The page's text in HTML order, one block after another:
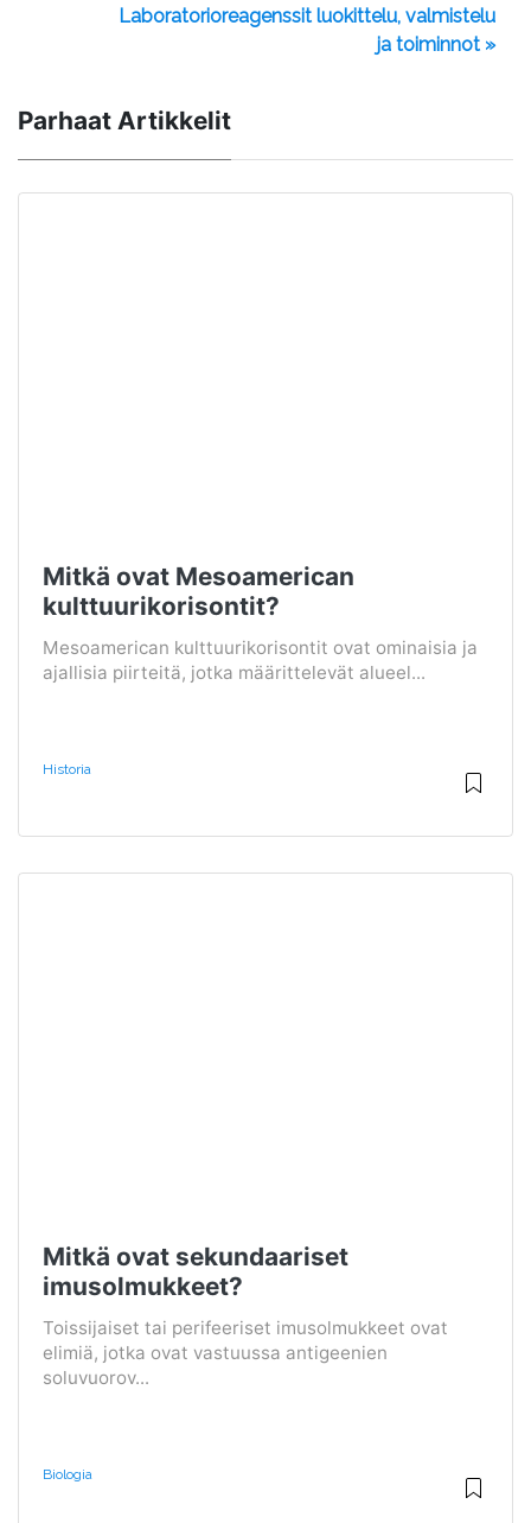
Laboratorioreagenssit luokittelu, valmistelu
ja toiminnot »
Parhaat Artikkelit
Mitkä ovat Mesoamerican
kulttuurikorisontit?
Mesoamerican kulttuurikorisontit ovat ominaisia ​​ja
ajallisia piirteitä, jotka määrittelevät alueel...
Historia
Mitkä ovat sekundaariset
imusolmukkeet?
Toissijaiset tai perifeeriset imusolmukkeet ovat
elimiä, jotka ovat vastuussa antigeenien
soluvuorov...
Biologia